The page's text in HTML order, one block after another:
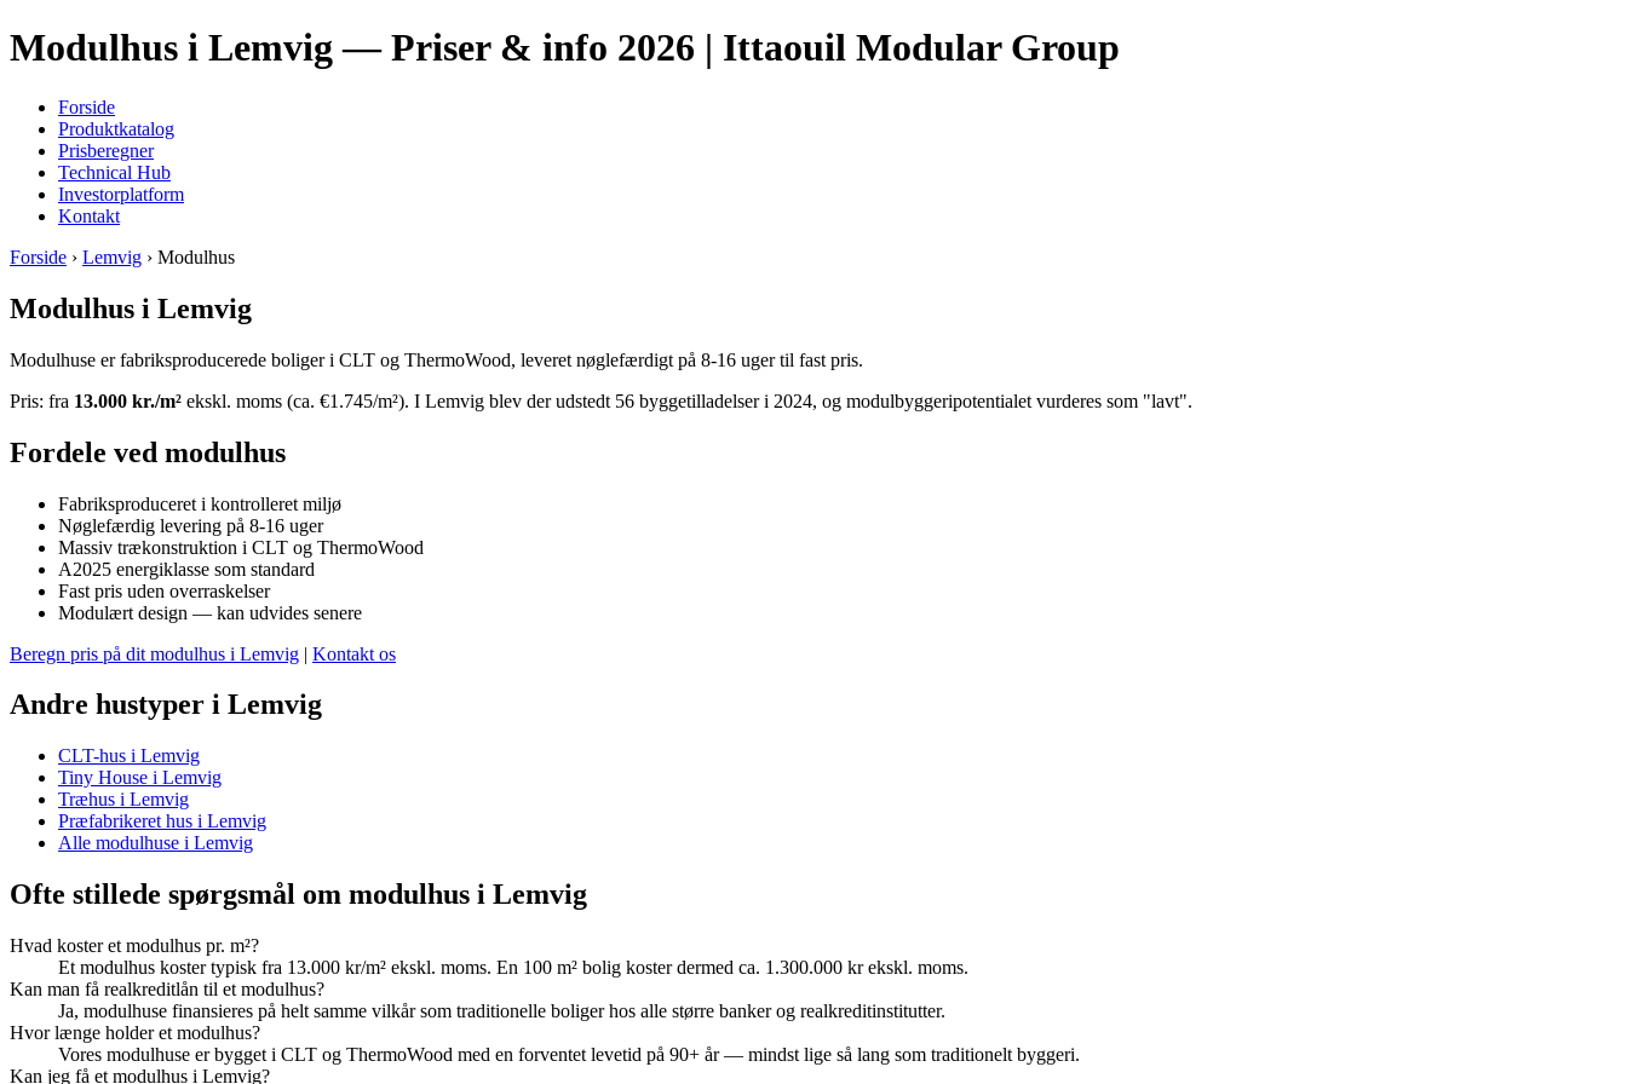
Modulhus i Lemvig — Priser & info 2026 | Ittaouil Modular Group
Forside
Produktkatalog
Prisberegner
Technical Hub
Investorplatform
Kontakt
Forside › Lemvig › Modulhus
Modulhus i Lemvig
Modulhuse er fabriksproducerede boliger i CLT og ThermoWood, leveret nøglefærdigt på 8-16 uger til fast pris.
Pris: fra 13.000 kr./m² ekskl. moms (ca. €1.745/m²). I Lemvig blev der udstedt 56 byggetilladelser i 2024, og modulbyggeripotentialet vurderes som "lavt".
Fordele ved modulhus
Fabriksproduceret i kontrolleret miljø
Nøglefærdig levering på 8-16 uger
Massiv trækonstruktion i CLT og ThermoWood
A2025 energiklasse som standard
Fast pris uden overraskelser
Modulært design — kan udvides senere
Beregn pris på dit modulhus i Lemvig | Kontakt os
Andre hustyper i Lemvig
CLT-hus i Lemvig
Tiny House i Lemvig
Træhus i Lemvig
Præfabrikeret hus i Lemvig
Alle modulhuse i Lemvig
Ofte stillede spørgsmål om modulhus i Lemvig
Hvad koster et modulhus pr. m²?
Et modulhus koster typisk fra 13.000 kr/m² ekskl. moms. En 100 m² bolig koster dermed ca. 1.300.000 kr ekskl. moms.
Kan man få realkreditlån til et modulhus?
Ja, modulhuse finansieres på helt samme vilkår som traditionelle boliger hos alle større banker og realkreditinstitutter.
Hvor længe holder et modulhus?
Vores modulhuse er bygget i CLT og ThermoWood med en forventet levetid på 90+ år — mindst lige så lang som traditionelt byggeri.
Kan jeg få et modulhus i Lemvig?